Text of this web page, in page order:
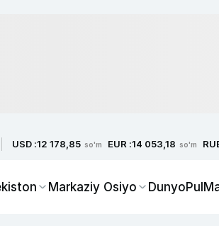
USD :12 178,85 so'm EUR :14 053,18 so'm
Markaziy Osiyo DunyoPul